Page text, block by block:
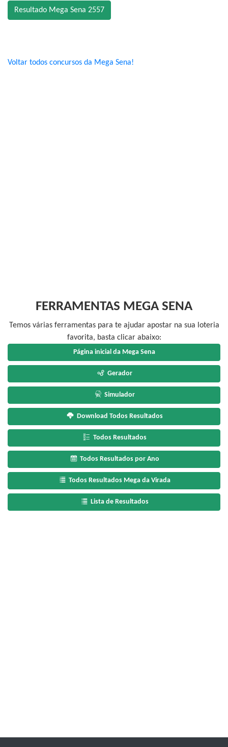
Resultado Mega Sena 2557
Voltar todos concursos da Mega Sena!
FERRAMENTAS MEGA SENA
Temos várias ferramentas para te ajudar apostar na sua loteria
favorita, basta clicar abaixo:
Página inicial da Mega Sena
Gerador
Simulador
Download Todos Resultados
Todos Resultados
Todos Resultados por Ano
Todos Resultados Mega da Virada
Lista de Resultados